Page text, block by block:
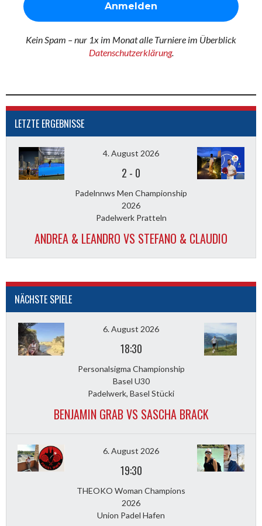
Kein Spam – nur 1x im Monat alle Turniere im Überblick
Datenschutzerklärung.
LETZTE ERGEBNISSE
4. August 2026
2 - 0
Padelnnws Men Championship
2026
Padelwerk Pratteln
ANDREA & LEANDRO VS STEFANO & CLAUDIO
NÄCHSTE SPIELE
6. August 2026
18:30
Personalsigma Championship
Basel U30
Padelwerk, Basel Stücki
BENJAMIN GRAB VS SASCHA BRACK
6. August 2026
19:30
THEOKO Woman Champions
2026
Union Padel Hafen